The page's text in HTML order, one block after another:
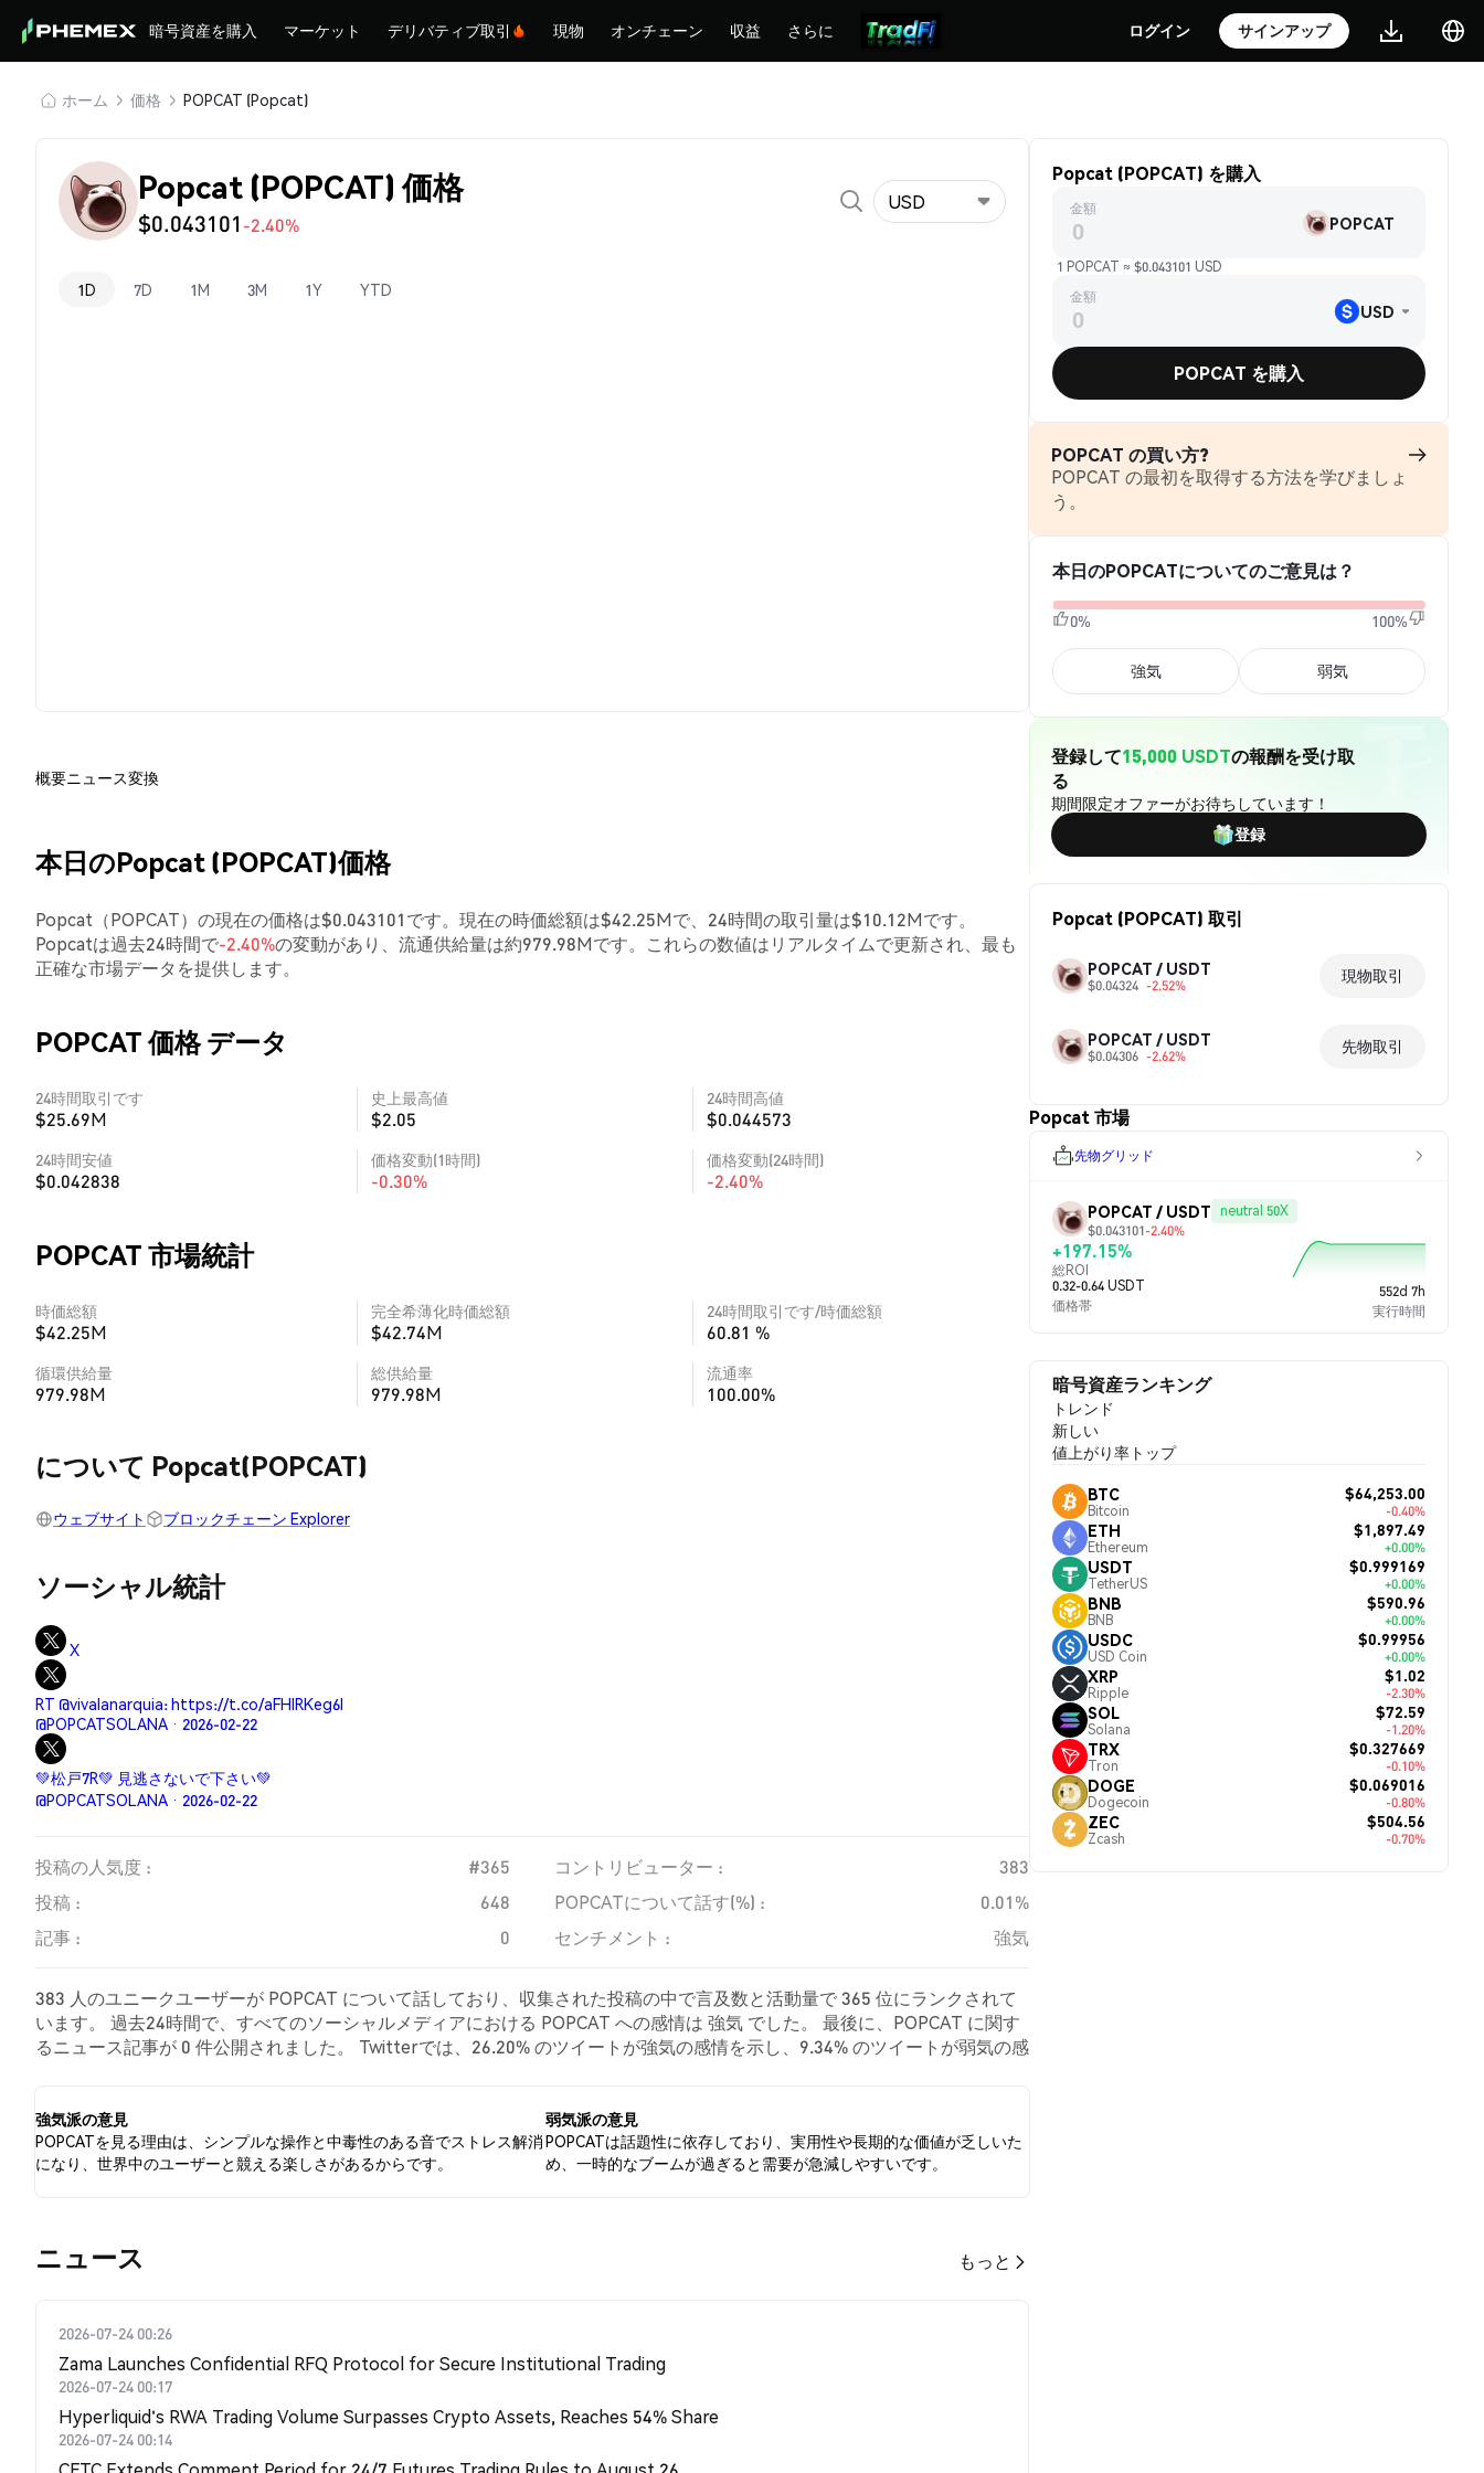
暗号資産を購入 マーケット デリバティブ取引 現物 オンチェーン 収益 さらに ログイン サインアップ
ホーム 価格 POPCAT (Popcat)
Popcat (POPCAT) 価格
$0.043101-2.40%
USD
1D 7D 1M 3M 1Y YTD
概要ニュース変換
本日のPopcat (POPCAT)価格
Popcat（POPCAT）の現在の価格は$0.043101です。現在の時価総額は$42.25Mで、24時間の取引量は$10.12Mです。
Popcatは過去24時間で-2.40%の変動があり、流通供給量は約979.98Mです。これらの数値はリアルタイムで更新され、最も
正確な市場データを提供します。
POPCAT 価格 データ
24時間取引です
$25.69M
史上最高値
$2.05
24時間高値
$0.044573
24時間安値
$0.042838
価格変動(1時間)
-0.30%
価格変動(24時間)
-2.40%
POPCAT 市場統計
時価総額
$42.25M
完全希薄化時価総額
$42.74M
24時間取引です/時価総額
60.81 %
循環供給量
979.98M
総供給量
979.98M
流通率
100.00%
について Popcat(POPCAT)
ウェブサイト ブロックチェーン Explorer
ソーシャル統計
X
RT @vivalanarquia: https://t.co/aFHIRKeg6I
@POPCATSOLANA · 2026-02-22
💚松戸7R💚 見逃さないで下さい💚
@POPCATSOLANA · 2026-02-22
投稿の人気度 : #365 コントリビューター :
383
投稿 :
648 POPCATについて話す(%) :
0.01%
記事 :
0 センチメント : 強気
383 人のユニークユーザーが POPCAT について話しており、収集された投稿の中で言及数と活動量で 365 位にランクされて
います。 過去24時間で、すべてのソーシャルメディアにおける POPCAT への感情は 強気 でした。 最後に、POPCAT に関す
るニュース記事が 0 件公開されました。 Twitterでは、26.20% のツイートが強気の感情を示し、9.34% のツイートが弱気の感
強気派の意見
POPCATを見る理由は、シンプルな操作と中毒性のある音でストレス解消
になり、世界中のユーザーと競える楽しさがあるからです。
弱気派の意見
POPCATは話題性に依存しており、実用性や長期的な価値が乏しいた
め、一時的なブームが過ぎると需要が急減しやすいです。
​​ニュース​​ もっと
2026-07-24 00:26
Zama Launches Confidential RFQ Protocol for Secure Institutional Trading
2026-07-24 00:17
Hyperliquid's RWA Trading Volume Surpasses Crypto Assets, Reaches 54% Share
2026-07-24 00:14
Popcat (POPCAT) を購入
金額
POPCAT
1 POPCAT ≈ $0.043101 USD
金額
USD
POPCAT を購入
POPCAT の買い方?
POPCAT の最初を取得する方法を学びましょ
う。
本日のPOPCATについてのご意見は？
0% 100%
強気 弱気
登録して15,000 USDTの報酬を受け取
る
期間限定オファーがお待ちしています！
登録
Popcat (POPCAT) 取引
POPCAT / USDT
$0.04324 -2.52%
現物取引
POPCAT / USDT
$0.04306 -2.62%
先物取引
Popcat 市場
先物グリッド
POPCAT / USDT neutral 50X
$0.043101-2.40%
+197.15%
総ROI
0.32-0.64 USDT
価格帯
552d 7h
実行時間
暗号資産ランキング
トレンド
新しい
値上がり率トップ
BTC
Bitcoin
$64,253.00
-0.40%
ETH
Ethereum
$1,897.49
+0.00%
USDT
TetherUS
$0.999169
+0.00%
BNB
BNB
$590.96
+0.00%
USDC
USD Coin
$0.99956
+0.00%
XRP
Ripple
$1.02
-2.30%
SOL
Solana
$72.59
-1.20%
TRX
Tron
$0.327669
-0.10%
DOGE
Dogecoin
$0.069016
-0.80%
ZEC
Zcash
$504.56
-0.70%